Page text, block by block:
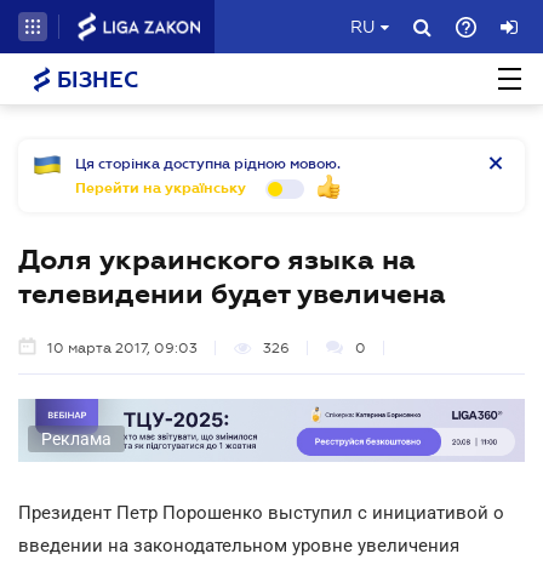
RU
БІЗНЕС
Ця сторінка доступна рідною мовою.
Перейти на українську
Доля украинского языка на
телевидении будет увеличена
10 марта 2017, 09:03 326 0
Реклама
Президент Петр Порошенко выступил с инициативой о
введении на законодательном уровне увеличения